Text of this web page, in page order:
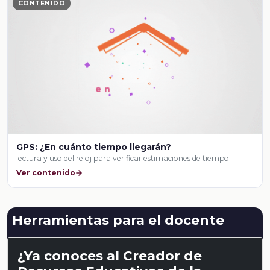
CONTENIDO
GPS: ¿En cuánto tiempo llegarán?
lectura y uso del reloj para verificar estimaciones de tiempo.
Ver contenido
Herramientas para el docente
¿Ya conoces al Creador de